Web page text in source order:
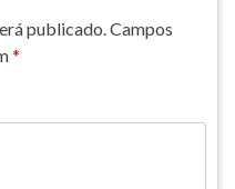
publicado.Campos
*